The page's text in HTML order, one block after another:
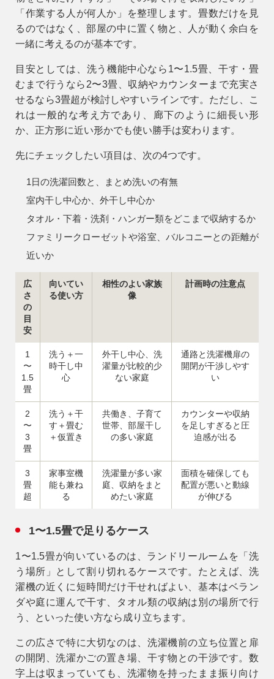
「作業する人が何人か」を整理します。畳数だけを見
るのではなく、部屋の中に置く物と、人が動く余白 を
一緒に考えるのが基本です。
目安としては、洗う機能中心なら1〜1.5畳、干す・畳
むまで行うなら2〜3畳、収納やカウンターまで充実さ
せるなら3畳超が検討しやすいラインです。ただし、こ
れは一般的な考え方であり、廊下のように細長い形
か、正方形に近い形かでも使い勝手は変わります。
先にチェックしたい項目は、次の4つです。
1日の洗濯回数と、まとめ洗いの有無
室内干し中心か、外干し中心か
タオル・下着・洗剤・ハンガー類をどこまで収納するか
ファミリークローゼットや浴室、バルコニーとの距離が
近いか
広
さ
の
目
安
向いてい
る使い方
相性のよい家族
像
計画時の注意点
1
〜
1.5
畳
洗う＋一
時干し中
心
外干し中心、洗
濯量が比較的少
ない家庭
通路と洗濯機扉の
開閉が干渉しやす
い
2
〜
3
畳
洗う＋干
す＋畳む
＋仮置き
共働き、子育て
世帯、部屋干し
の多い家庭
カウンターや収納
を足しすぎると圧
迫感が出る
3
畳
超
家事室機
能も兼ね
る
洗濯量が多い家
庭、収納をまと
めたい家庭
面積を確保しても
配置が悪いと動線
が伸びる
1〜1.5畳で足りるケース
1〜1.5畳が向いているのは、ランドリールームを「洗
う場所」として割り切れるケースです。たとえば、洗
濯機の近くに短時間だけ干せればよい、基本はベラン
ダや庭に運んで干す、タオル類の収納は別の場所で行
う、といった使い方なら成り立ちます。
この広さで特に大切なのは、 洗濯機前の立ち位置と扉
の開閉、洗濯かごの置き場、干す物との干渉です。数
字上は収まっていても、洗濯物を持ったまま振り向け